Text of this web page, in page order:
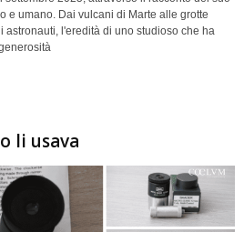
e umano. Dai vulcani di Marte alle grotte
astronauti, l'eredità di uno studioso che ha
li usava